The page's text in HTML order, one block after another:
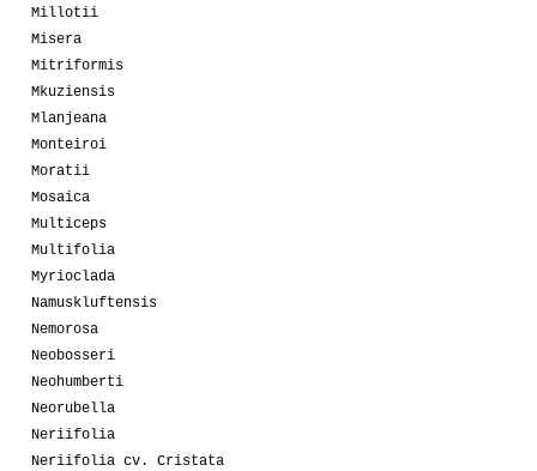
Millotii
Misera
Mitriformis
Mkuziensis
Mlanjeana
Monteiroi
Moratii
Mosaica
Multiceps
Multifolia
Myrioclada
Namuskluftensis
Nemorosa
Neobosseri
Neohumberti
Neorubella
Neriifolia
Neriifolia cv. Cristata